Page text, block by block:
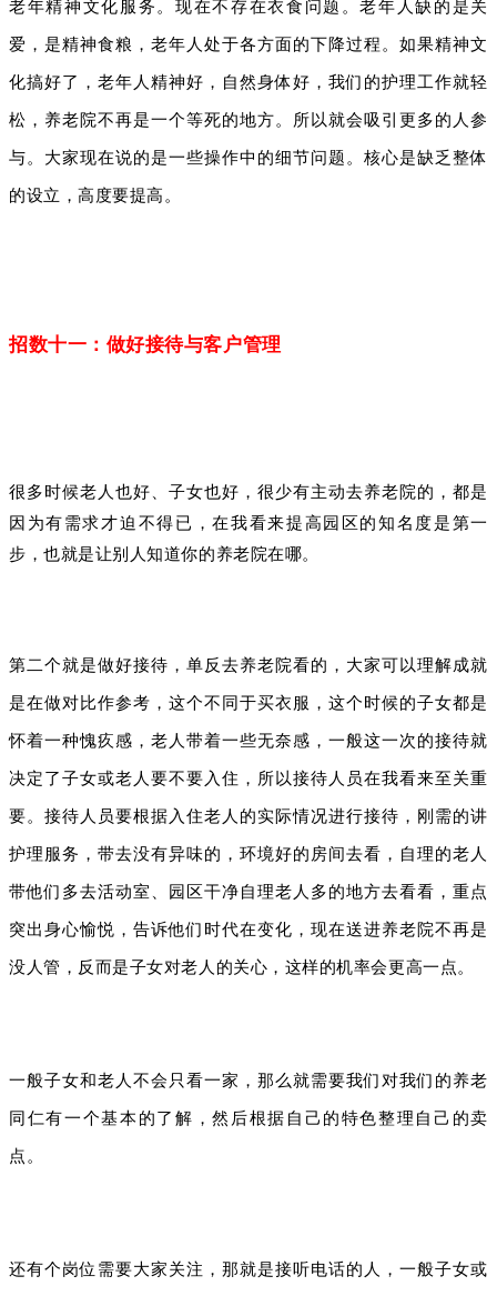
老年精神文化服务。现在不存在衣食问题。老年人缺的是关
爱，是精神食粮，老年人处于各方面的下降过程。如果精神文
化搞好了，老年人精神好，自然身体好，我们的护理工作就轻
松，养老院不再是一个等死的地方。所以就会吸引更多的人参
与。大家现在说的是一些操作中的细节问题。核心是缺乏整体
的设立，高度要提高。
招数十一：做好接待与客户管理
很多时候老人也好、子女也好，很少有主动去养老院的，都是
因为有需求才迫不得已，在我看来提高园区的知名度是第一
步，也就是让别人知道你的养老院在哪。
第二个就是做好接待，单反去养老院看的，大家可以理解成就
是在做对比作参考，这个不同于买衣服，这个时候的子女都是
怀着一种愧疚感，老人带着一些无奈感，一般这一次的接待就
决定了子女或老人要不要入住，所以接待人员在我看来至关重
要。接待人员要根据入住老人的实际情况进行接待，刚需的讲
护理服务，带去没有异味的，环境好的房间去看，自理的老人
带他们多去活动室、园区干净自理老人多的地方去看看，重点
突出身心愉悦，告诉他们时代在变化，现在送进养老院不再是
没人管，反而是子女对老人的关心，这样的机率会更高一点。
一般子女和老人不会只看一家，那么就需要我们对我们的养老
同仁有一个基本的了解，然后根据自己的特色整理自己的卖
点。
还有个岗位需要大家关注，那就是接听电话的人，一般子女或